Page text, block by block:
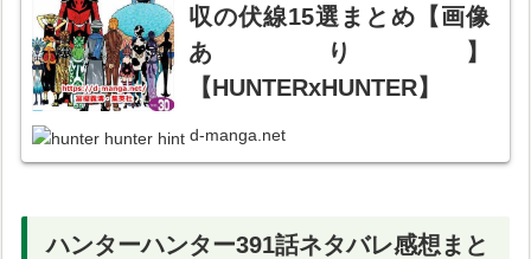
収の伏線15選まとめ【画像
あり】
【HUNTERxHUNTER】
d-manga.net
ハンターハンター391話ネタバレ感想まと